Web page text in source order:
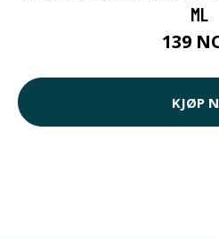
ML
139
KJØP